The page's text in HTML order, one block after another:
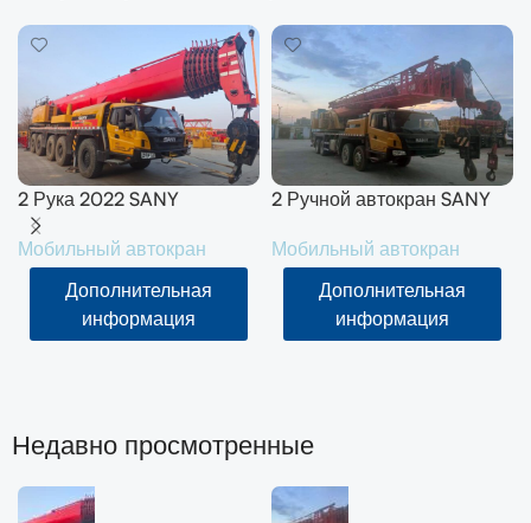
2 Рука 2022 SANY
вездеходный кран 200T
SYM5556JQZ200C
Мобильный автокран
Дополнительная
информация
2 Ручной автокран SANY
(STC500E5) 2021
Мобильный автокран
Дополнительная
информация
Недавно просмотренные